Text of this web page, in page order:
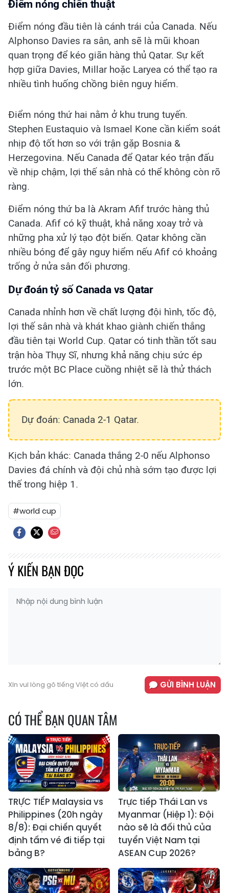
Điểm nóng chiến thuật
Điểm nóng đầu tiên là cánh trái của Canada. Nếu
Alphonso Davies ra sân, anh sẽ là mũi khoan
quan trọng để kéo giãn hàng thủ Qatar. Sự kết
hợp giữa Davies, Millar hoặc Laryea có thể tạo ra
nhiều tình huống chồng biên nguy hiểm.
Điểm nóng thứ hai nằm ở khu trung tuyến.
Stephen Eustaquio và Ismael Kone cần kiểm soát
nhịp độ tốt hơn so với trận gặp Bosnia &
Herzegovina. Nếu Canada để Qatar kéo trận đấu
về nhịp chậm, lợi thế sân nhà có thể không còn rõ
ràng.
Điểm nóng thứ ba là Akram Afif trước hàng thủ
Canada. Afif có kỹ thuật, khả năng xoay trở và
những pha xử lý tạo đột biến. Qatar không cần
nhiều bóng để gây nguy hiểm nếu Afif có khoảng
trống ở nửa sân đối phương.
Dự đoán tỷ số Canada vs Qatar
Canada nhỉnh hơn về chất lượng đội hình, tốc độ,
lợi thế sân nhà và khát khao giành chiến thắng
đầu tiên tại World Cup. Qatar có tinh thần tốt sau
trận hòa Thụy Sĩ, nhưng khả năng chịu sức ép
trước một BC Place cuồng nhiệt sẽ là thử thách
lớn.
Dự đoán: Canada 2-1 Qatar.
Kịch bản khác: Canada thắng 2-0 nếu Alphonso
Davies đá chính và đội chủ nhà sớm tạo được lợi
thế trong hiệp 1.
#world cup
Ý KIẾN BẠN ĐỌC
Xin vui lòng gõ tiếng Việt có dấu GỬI BÌNH LUẬN
CÓ THỂ BẠN QUAN TÂM
TRỰC TIẾP Malaysia vs
Philippines (20h ngày
8/8): Đại chiến quyết
định tấm vé đi tiếp tại
bảng B?
Trực tiếp Thái Lan vs
Myanmar (Hiệp 1): Đội
nào sẽ là đối thủ của
tuyển Việt Nam tại
ASEAN Cup 2026?